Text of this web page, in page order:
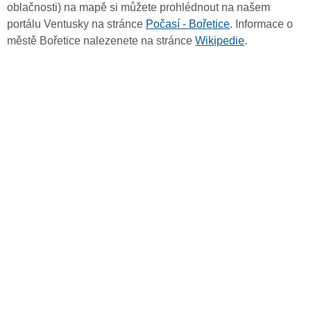
oblačnosti) na mapě si můžete prohlédnout na našem
portálu Ventusky na stránce Počasí - Bořetice. Informace o
městě Bořetice nalezenete na stránce Wikipedie.